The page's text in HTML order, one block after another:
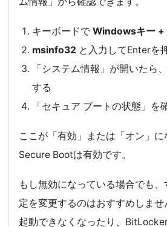
キーボードで Windowsキー +
msinfo32 と入力してEnterを
「システム情報」が開いたら
する
「セキュア ブートの状態」を
ここが「有効」または「オン」に
Secure Bootは有効です。
もし無効になっている場合でも、
定を変更するのはおすすめしま
起動できなくなったり、